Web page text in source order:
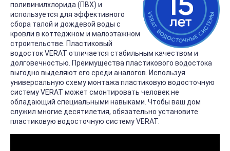
поливинилхлорида (ПВХ) и
используется для эффективного
сбора талой и дождевой воды с
кровли в коттеджном и малоэтажном
строительстве. Пластиковый
водосток VERAT отличается стабильным качеством и
долговечностью. Преимущества пластикового водостока
выгодно выделяют его среди аналогов. Используя
универсальную схему монтажа пластиковую водосточную
систему VERAT может смонтировать человек не
обладающий специальными навыками. Чтобы ваш дом
служил многие десятилетия, обязательно установите
пластиковую водосточную систему VERAT.